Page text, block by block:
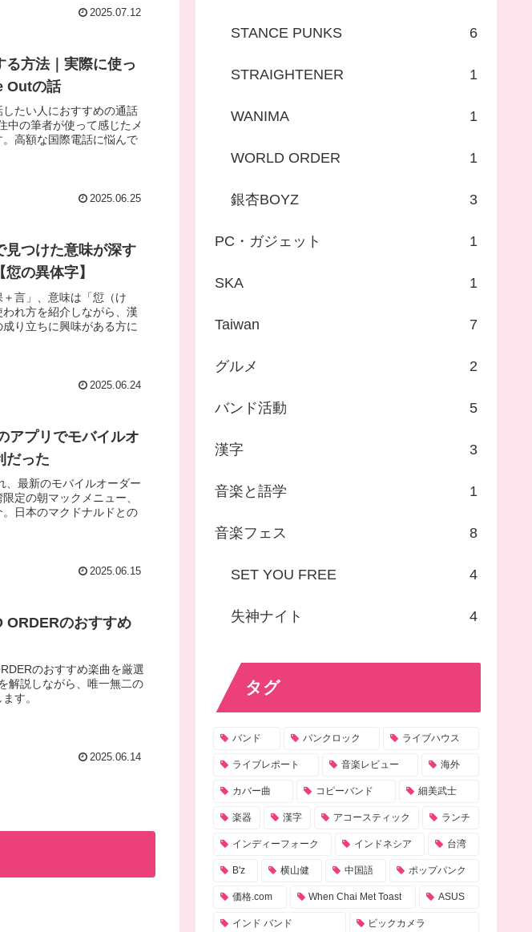
2025.07.12
る方法｜実際に使っ
Outの話
たい人におすすめの通話
中の筆者が使って感じたメ
高額な国際電話に悩んで
2025.06.25
見つけた意味が深す
の異体字】
言」、意味は「愆（け
れ方を紹介しながら、漢
り立ちに興味がある方に
2025.06.24
アプリでモバイルオ
だった
、最新のモバイルオーダー
定の朝マックメニュー、
日本のマクドナルドとの
2025.06.15
ORDERのおすすめ
のおすすめ楽曲を厳選
解説しながら、唯一無二の
す。
2025.06.14
STANCE PUNKS 6
STRAIGHTENER 1
WANIMA 1
WORLD ORDER 1
銀杏BOYZ 3
PC・ガジェット 1
SKA 1
Taiwan 7
グルメ 2
バンド活動 5
漢字 3
音楽と語学 1
音楽フェス 8
SET YOU FREE 4
失神ナイト 4
タグ
バンド パンクロック ライブハウス
ライブレポート 音楽レビュー 海外
カバー曲 コピーバンド 細美武士
楽器 漢字 アコースティック ランチ
インディーフォーク インドネシア 台湾
B'z 横山健 中国語 ポップパンク
価格.com When Chai Met Toast ASUS
インド バンド ビックカメラ